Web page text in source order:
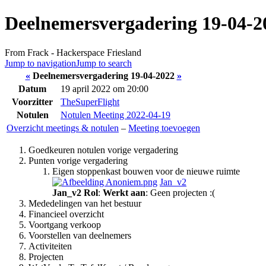
Deelnemersvergadering 19-04-
From Frack - Hackerspace Friesland
Jump to navigationJump to search
«Deelnemersvergadering 19-04-2022 »
Datum
19 april 2022 om 20:00
Voorzitter
TheSuperFlight
Notulen
Notulen Meeting 2022-04-19
Overzicht meetings & notulen – Meeting toevoegen
Goedkeuren notulen vorige vergadering
Punten vorige vergadering
Eigen stoppenkast bouwen voor de nieuwe ruimte
Jan_v2
Jan_v2 Rol: Werkt aan: Geen projecten :(
Mededelingen van het bestuur
Financieel overzicht
Voortgang verkoop
Voorstellen van deelnemers
Activiteiten
Projecten